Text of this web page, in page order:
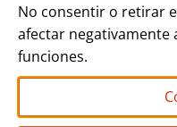
Aviso Legal
Términos y
Política de privacidad
No consentir o retirar
afectar negativamente
funciones.